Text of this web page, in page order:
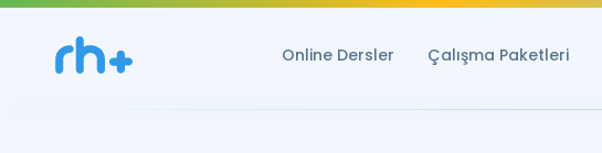
Online Dersler Çalışma Paketleri